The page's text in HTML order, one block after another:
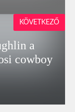
a
cowboy
KÖVETKEZŐ